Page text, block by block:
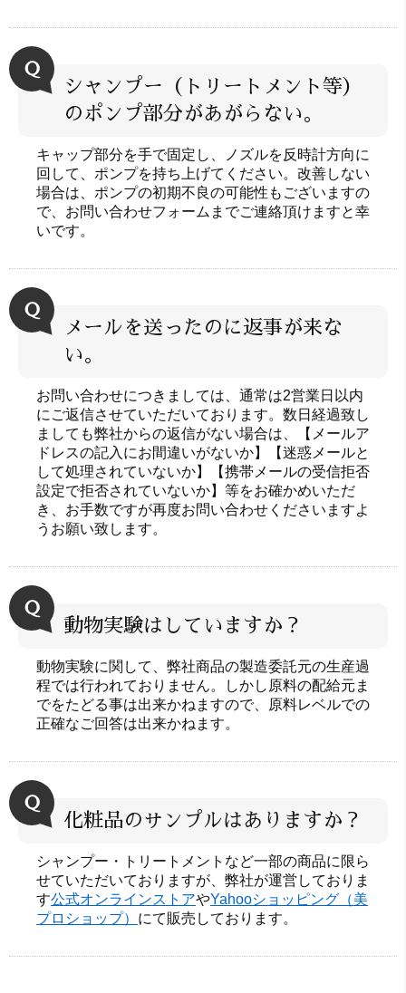
Ｑ
シャンプー（トリートメント等）
のポンプ部分があがらない。
キャップ部分を手で固定し、ノズルを反時計方向に
回して、ポンプを持ち上げてください。改善しない
場合は、ポンプの初期不良の可能性もございますの
で、お問い合わせフォームまでご連絡頂けますと幸
いです。
Ｑ
メールを送ったのに返事が来な
い。
お問い合わせにつきましては、通常は2営業日以内
にご返信させていただいております。数日経過致し
ましても弊社からの返信がない場合は、【メールア
ドレスの記入にお間違いがないか】【迷惑メールと
して処理されていないか】【携帯メールの受信拒否
設定で拒否されていないか】等をお確かめいただ
き、お手数ですが再度お問い合わせくださいますよ
うお願い致します。
Ｑ
動物実験はしていますか？
動物実験に関して、弊社商品の製造委託元の生産過
程では行われておりません。しかし原料の配給元ま
でをたどる事は出来かねますので、原料レベルでの
正確なご回答は出来かねます。
Ｑ
化粧品のサンプルはありますか？
シャンプー・トリートメントなど一部の商品に限ら
せていただいておりますが、弊社が運営しておりま
す公式オンラインストアやYahooショッピング（美
プロショップ） にて販売しております。